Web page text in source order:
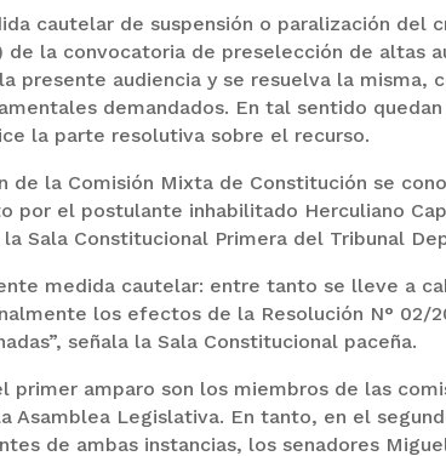
cautelar de suspensión o paralización del
de la convocatoria de preselección de altas
presente audiencia y se resuelva la misma,
demandados. En tal sentido
la parte resolutiva sobre el recurso.
de la Comisión Mixta de Constitución se
por el postulante inhabilitado Herculiano
Sala Constitucional Primera del Tribunal
medida cautelar: entre tanto se lleve a
los efectos de la Resolución N° 02/
señala la Sala Constitucional paceña.
primer amparo son los miembros de las
Asamblea Legislativa. En tanto, en el
de ambas instancias, los senadores